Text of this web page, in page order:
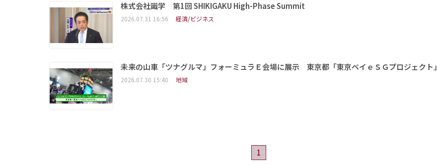
株式会社識学 第1回 SHIKIGAKU High-Phase Summit
2026.07.31 16:56 経済/ビジネス
未来の山車「ツナグルマ」フォーミュラＥ会場に展示 東京都「東京ベイｅＳＧプロジェクト」
2026.07.30 15:40 地域
1